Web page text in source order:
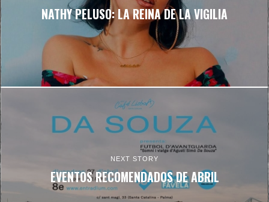
NATHY PELUSO: LA REINA DE LA VIGILIA
NEXT STORY
EVENTOS RECOMENDADOS DE ABRIL